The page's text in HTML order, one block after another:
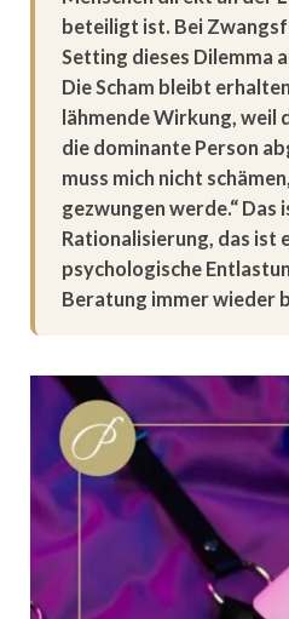
beteiligt ist. Bei
Setting dieses Dilemma
Die Scham bleibt
lähmende Wirkung,
die dominante Person
muss mich nicht
gezwungen werde.“ Das
Rationalisierung, das ist
psychologische
Beratung immer wieder